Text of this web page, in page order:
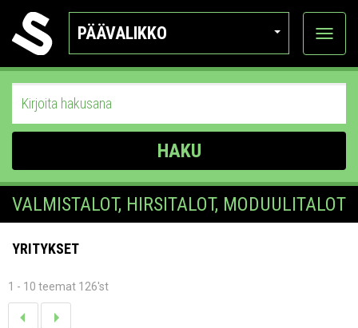
PÄÄVALIKKO
Näytä
HAKU
VALMISTALOT, HIRSITALOT, MODUULITALOT
YRITYKSET
1 - 10 teemat 126'st